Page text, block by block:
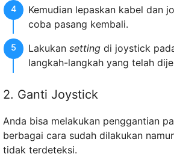
Kemudian lepaskan kabel dan
coba pasang kembali.
Lakukan settingdi joystick
langkah-langkah yang telah
2. Ganti Joystick
Anda bisa melakukan penggantian
berbagai cara sudah dilakukan
tidak terdeteksi.